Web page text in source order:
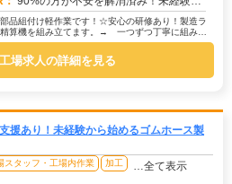
品組付け軽作業です！☆安心の研修あり！製造ラ
算機を組み立てます。→ 一つずつ丁寧に組み立
工場求人の詳細を見る
援あり！未経験から始めるゴムホース製
スタッフ・工場内作業 加工 …全て表示